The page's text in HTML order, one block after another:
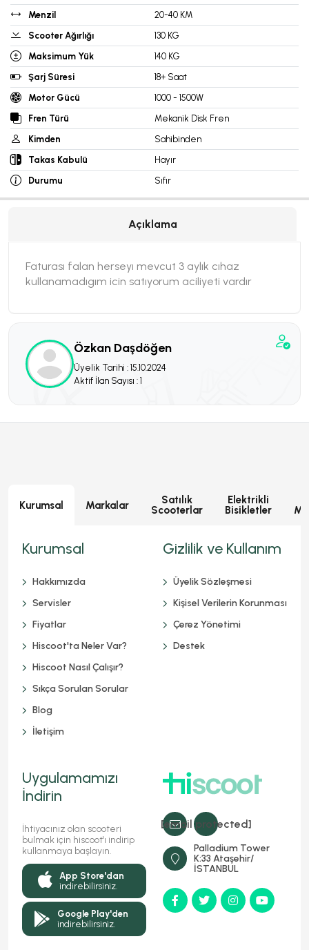
Menzil
20-40 KM
Scooter Ağırlığı
130 KG
Maksimum Yük
140 KG
Şarj Süresi
18+ Saat
Motor Gücü
1000 - 1500W
Fren Türü
Mekanik Disk Fren
Kimden
Sahibinden
Takas Kabulü
Hayır
Durumu
Sıfır
Özkan Daşdöğen
Üyelik Tarihi : 15.10.2024
Aktif İlan Sayısı : 1
Açıklama
Faturası falan herseyı mevcut 3 aylık cıhaz
kullanamadıgım icin satıyorum aciliyeti vardır
Kurumsal Markalar
Satılık
Scooterlar
Elektrikli
Bisikletler
[email protected]
Palladium Tower
K:33 Ataşehir/
İSTANBUL
Kurumsal
Hakkımızda
Servisler
Fiyatlar
Hiscoot'ta Neler Var?
Hiscoot Nasıl Çalışır?
Sıkça Sorulan Sorular
Blog
İletişim
Gizlilik ve Kullanım
Üyelik Sözleşmesi
Kişisel Verilerin Korunması
Çerez Yönetimi
Destek
Uygulamamızı
İndirin
İhtiyacınız olan scooteri
bulmak için hiscoot'ı indirip
kullanmaya başlayın.
App Store'dan
indirebilirsiniz.
Google Play'den
indirebilirsiniz.